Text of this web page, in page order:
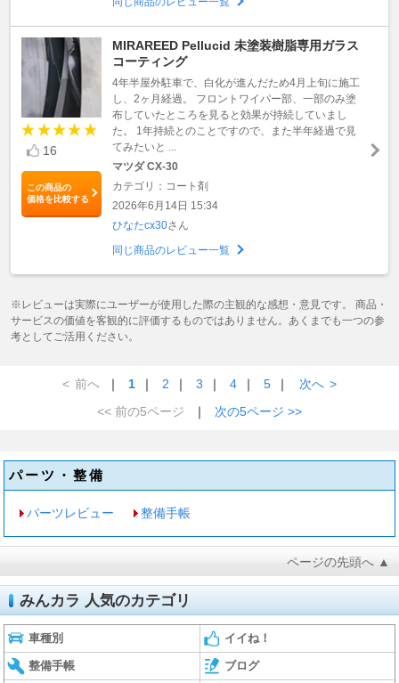
16
この商品の
価格を比較する
MIRAREED Pellucid 未塗装樹脂専用ガラス
コーティング
4年半屋外駐車で、白化が進んだため4月上旬に施工
し、2ヶ月経過。 フロントワイパー部、一部のみ塗
布していたところを見ると効果が持続していまし
た。 1年持続とのことですので、また半年経過で見
てみたいと ...
マツダ CX-30
カテゴリ：コート剤
2026年6月14日 15:34
ひなたcx30さん
同じ商品のレビュー一覧
※レビューは実際にユーザーが使用した際の主観的な感想・意見です。 商品・
サービスの価値を客観的に評価するものではありません。あくまでも一つの参
考としてご活用ください。
< 前へ ｜ 1 ｜ 2 ｜ 3 ｜ 4 ｜ 5 ｜ 次へ >
<< 前の5ページ
｜ 次の5ページ >>
パーツ・整備
パーツレビュー 整備手帳
ページの先頭へ ▲
みんカラ 人気のカテゴリ
車種別 イイね！
整備手帳 ブログ